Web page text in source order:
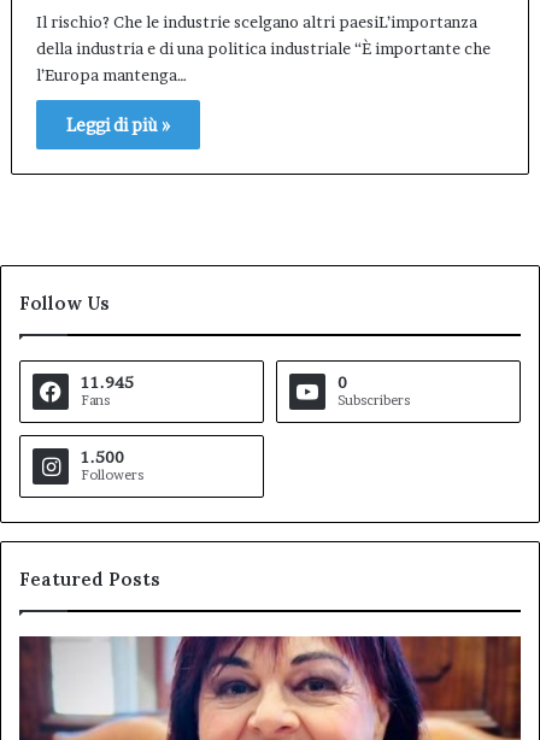
Il rischio? Che le industrie scelgano altri paesiL’importanza
della industria e di una politica industriale “È importante che
l’Europa mantenga…
Leggi di più »
Follow Us
11.945
Fans
0
Subscribers
1.500
Followers
Featured Posts
Pezzopane
(PD):
“Comandante
della